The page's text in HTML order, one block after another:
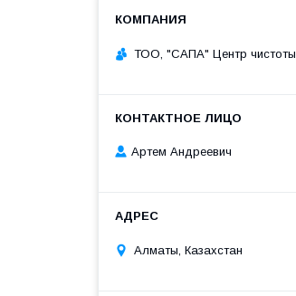
ТОО, "САПА" Центр чистоты
Артем Андреевич
Алматы, Казахстан